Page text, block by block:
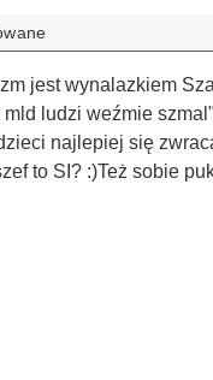
jest wynalazkiem
ludzi weźmie
najlepiej się
to SI? :)Też sobie